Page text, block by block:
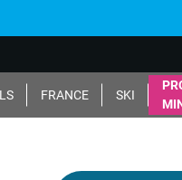
FRANCE SKI